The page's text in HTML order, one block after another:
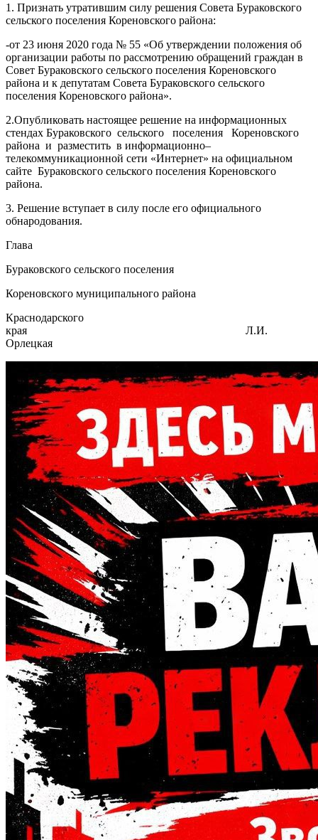
1. Признать утратившим силу решения Совета Бураковского
сельского поселения Кореновского района:
-от 23 июня 2020 года № 55 «Об утверждении положения об
организации работы по рассмотрению обращений граждан в
Совет Бураковского сельского поселения Кореновского
района и к депутатам Совета Бураковского сельского
поселения Кореновского района».
2.Опубликовать настоящее решение на информационных
стендах Бураковского сельского поселения Кореновского
района и разместить в информационно–
телекоммуникационной сети «Интернет» на официальном
сайте Бураковского сельского поселения Кореновского
района.
3. Решение вступает в силу после его официального
обнародования.
Глава
Бураковского сельского поселения
Кореновского муниципального района
Краснодарского
края Л.И.
Орлецкая